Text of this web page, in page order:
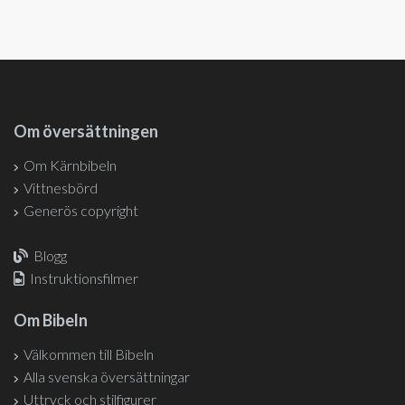
Om översättningen
Om Kärnbibeln
Vittnesbörd
Generös copyright
Blogg
Instruktionsfilmer
Om Bibeln
Välkommen till Bibeln
Alla svenska översättningar
Uttryck och stilfigurer